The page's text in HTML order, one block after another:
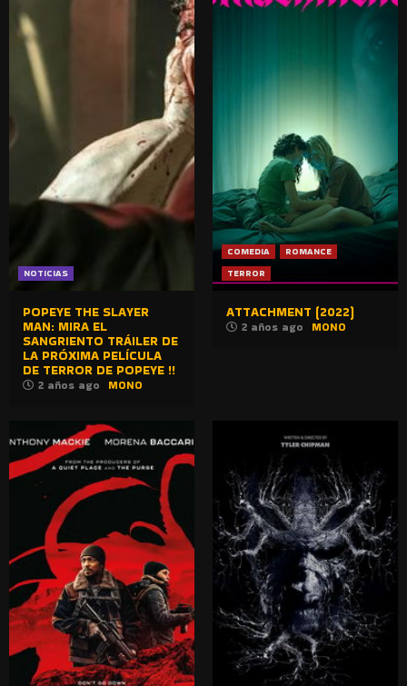
NOTICIAS
POPEYE THE SLAYER
MAN: MIRA EL
SANGRIENTO TRÁILER DE
LA PRÓXIMA PELÍCULA
DE TERROR DE POPEYE !!
2 años ago MONO
COMEDIA
ROMANCE
TERROR
ATTACHMENT (2022)
2 años ago MONO